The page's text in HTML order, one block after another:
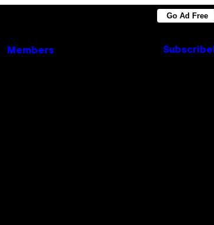
Go Ad Free
Members Subscribe